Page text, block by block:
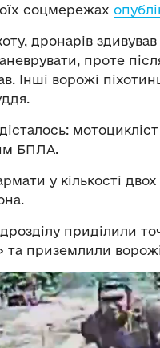
соцмережах
дронарів
проте
Інші ворожі
БПЛА.
у кількості
приділили
приземлили